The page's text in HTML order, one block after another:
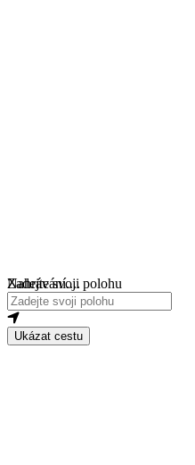
Nahrávání....
Zadejte svoji polohu
Ukázat cestu